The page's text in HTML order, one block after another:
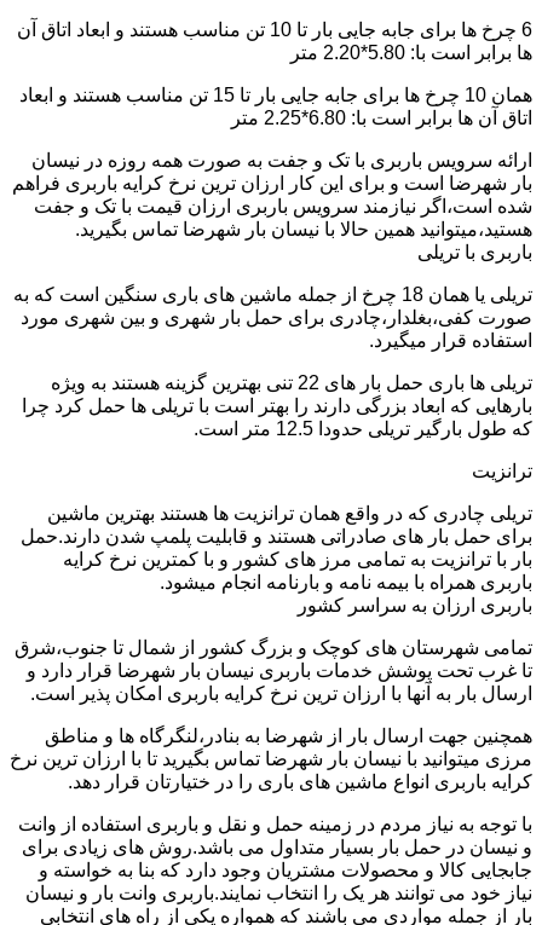
6 چرخ ها برای جابه جایی بار تا 10 تن مناسب هستند و ابعاد اتاق آن
ها برابر است با: 5.80*2.20 متر
همان 10 چرخ ها برای جابه جایی بار تا 15 تن مناسب هستند و ابعاد
اتاق آن ها برابر است با: 6.80*2.25 متر
ارائه سرویس باربری با تک و جفت به صورت همه روزه در نیسان
بار شهرضا است و برای این کار ارزان ترین نرخ کرایه باربری فراهم
شده است،اگر نیازمند سرویس باربری ارزان قیمت با تک و جفت
هستید،میتوانید همین حالا با نیسان بار شهرضا تماس بگیرید.
باربری با تریلی
تریلی یا همان 18 چرخ از جمله ماشین های باری سنگین است که به
صورت کفی،بغلدار،چادری برای حمل بار شهری و بین شهری مورد
استفاده قرار میگیرد.
تریلی ها باری حمل بار های 22 تنی بهترین گزینه هستند به ویژه
بارهایی که ابعاد بزرگی دارند را بهتر است با تریلی ها حمل کرد چرا
که طول بارگیر تریلی حدودا 12.5 متر است.
ترانزیت
تریلی چادری که در واقع همان ترانزیت ها هستند بهترین ماشین
برای حمل بار های صادراتی هستند و قابلیت پلمپ شدن دارند.حمل
بار با ترانزیت به تمامی مرز های کشور و با کمترین نرخ کرایه
باربری همراه با بیمه نامه و بارنامه انجام میشود.
باربری ارزان به سراسر کشور
تمامی شهرستان های کوچک و بزرگ کشور از شمال تا جنوب،شرق
تا غرب تحت پوشش خدمات باربری نیسان بار شهرضا قرار دارد و
ارسال بار به آنها با ارزان ترین نرخ کرایه باربری امکان پذیر است.
همچنین جهت ارسال بار از شهرضا به بنادر،لنگرگاه ها و مناطق
مرزی میتوانید با نیسان بار شهرضا تماس بگیرید تا با ارزان ترین نرخ
کرایه باربری انواع ماشین های باری را در ختیارتان قرار دهد.
با توجه به نیاز مردم در زمینه حمل و نقل و باربری استفاده از وانت
و نیسان در حمل بار بسیار متداول می باشد.روش های زیادی برای
جابجایی کالا و محصولات مشتریان وجود دارد که بنا به خواسته و
نیاز خود می توانند هر یک را انتخاب نمایند.باربری وانت بار و نیسان
بار از جمله مواردی می باشند که همواره یکی از راه های انتخابی